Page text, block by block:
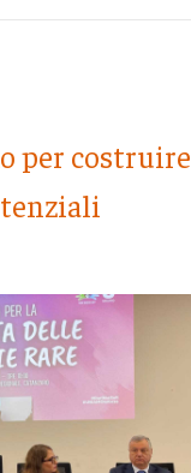
per costruire